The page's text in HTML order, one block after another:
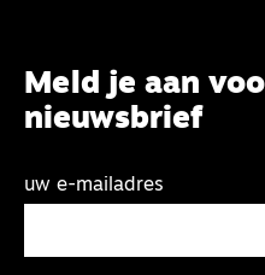
Meld je aan
nieuwsbrief
uw e-mailadres